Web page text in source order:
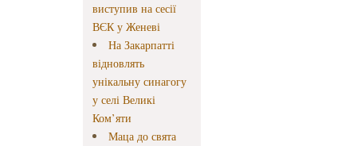
виступив на сесії
ВЄК у Женеві
На Закарпатті
відновлять
унікальну синагогу
у селі Великі
Ком’яти
Маца до свята